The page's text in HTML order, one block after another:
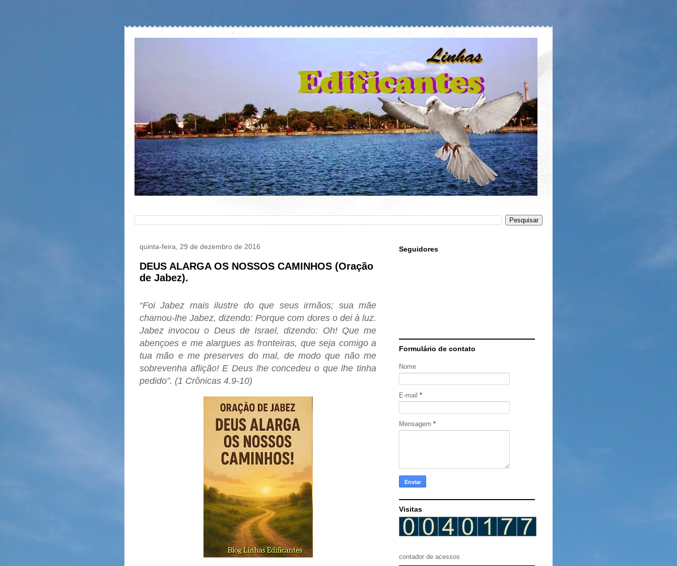
quinta-feira, 29 de dezembro de 2016
DEUS ALARGA OS NOSSOS CAMINHOS (Oração
de Jabez).
“Foi Jabez mais ilustre do que seus irmãos; sua mãe
chamou-lhe Jabez, dizendo: Porque com dores o dei à luz.
Jabez invocou o Deus de Israel, dizendo: Oh! Que me
abençoes e me alargues as fronteiras, que seja comigo a
tua mão e me preserves do mal, de modo que não me
sobrevenha aflição! E Deus lhe concedeu o que lhe tinha
pedido”. (1 Crônicas 4.9-10)
Seguidores
Formulário de contato
Nome
E-mail *
Mensagem *
Visitas
contador de acessos